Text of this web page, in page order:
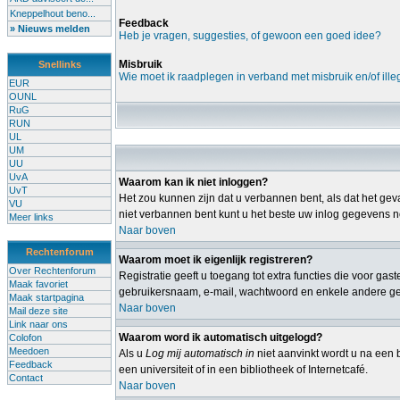
Kneppelhout beno...
» Nieuws melden
Snellinks
EUR
OUNL
RuG
RUN
UL
UM
UU
UvA
UvT
VU
Meer links
Rechtenforum
Over Rechtenforum
Maak favoriet
Maak startpagina
Mail deze site
Link naar ons
Colofon
Meedoen
Feedback
Contact
Feedback
Heb je vragen, suggesties, of gewoon een goed idee?
Misbruik
Wie moet ik raadplegen in verband met misbruik en/of
Waarom kan ik niet inloggen?
Het zou kunnen zijn dat u verbannen bent, als dat het
niet verbannen bent kunt u het beste uw inlog gegevens
Naar boven
Waarom moet ik eigenlijk registreren?
Registratie geeft u toegang tot extra functies die voor
gebruikersnaam, e-mail, wachtwoord en enkele andere
Naar boven
Waarom word ik automatisch uitgelogd?
Als u Log mij automatisch in niet aanvinkt wordt u na een
een universiteit of in een bibliotheek of Internetcafé.
Naar boven